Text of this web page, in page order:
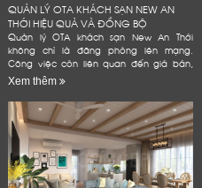
QUẢN LÝ OTA KHÁCH SẠN NEW AN
THỚI HIỆU QUẢ VÀ ĐỒNG BỘ
Quản lý OTA khách sạn New An Thới
không chỉ là đăng phòng lên mạng.
Công việc còn liên quan đến giá bán,
tồn phòng và đánh giá. Một quy trình rõ
ràng giúp khách sạn giảm lỗi vận...
Xem thêm